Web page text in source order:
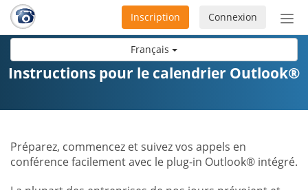
Français
ou
la
Connexion
Inscription
Instructions pour le calendrier Outlook®
Préparez, commencez et suivez vos appels en
conférence facilement avec le plug-in Outlook® intégré.